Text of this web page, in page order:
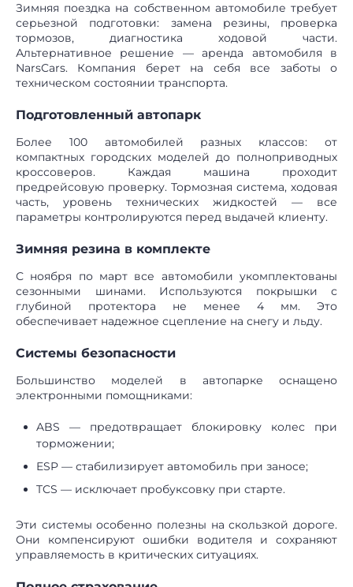
Зимняя поездка на собственном автомобиле требует
серьезной подготовки: замена резины, проверка
тормозов, диагностика ходовой части.
Альтернативное решение — аренда автомобиля в
NarsCars. Компания берет на себя все заботы о
техническом состоянии транспорта.
Подготовленный автопарк
Более 100 автомобилей разных классов: от
компактных городских моделей до полноприводных
кроссоверов. Каждая машина проходит
предрейсовую проверку. Тормозная система, ходовая
часть, уровень технических жидкостей — все
параметры контролируются перед выдачей клиенту.
Зимняя резина в комплекте
С ноября по март все автомобили укомплектованы
сезонными шинами. Используются покрышки с
глубиной протектора не менее 4 мм. Это
обеспечивает надежное сцепление на снегу и льду.
Системы безопасности
Большинство моделей в автопарке оснащено
электронными помощниками:
ABS — предотвращает блокировку колес при
торможении;
ESP — стабилизирует автомобиль при заносе;
TCS — исключает пробуксовку при старте.
Эти системы особенно полезны на скользкой дороге.
Они компенсируют ошибки водителя и сохраняют
управляемость в критических ситуациях.